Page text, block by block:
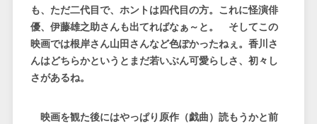
も、ただ二代目で、ホントは四代目の方。これに怪演俳
優、伊藤雄之助さんも出てればなぁ～と。 そしてこの
映画では根岸さん山田さんなど色ぽかったねぇ。香川さ
んはどちらかというとまだ若いぶん可愛らしさ、初々し
さがあるね。
映画を観た後にはやっぱり原作（戯曲）読もうかと前